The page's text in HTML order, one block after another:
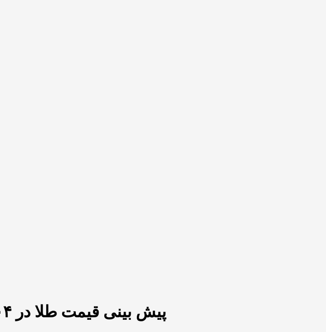
پیش بینی قیمت طلا در ۱۴۰۴ با سیگنال حذف همتی | شرط ثبات بازار اعلام شد